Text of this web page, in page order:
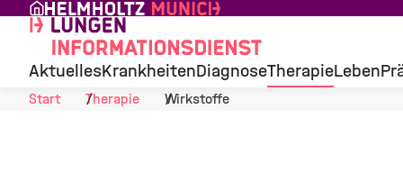
Skip to Content
AktuellesKrankheitenDiagnoseTherapieLeben
Start Therapie Wirkstoffe